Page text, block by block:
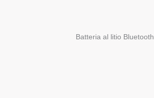
Batteria al litio Bluetooth